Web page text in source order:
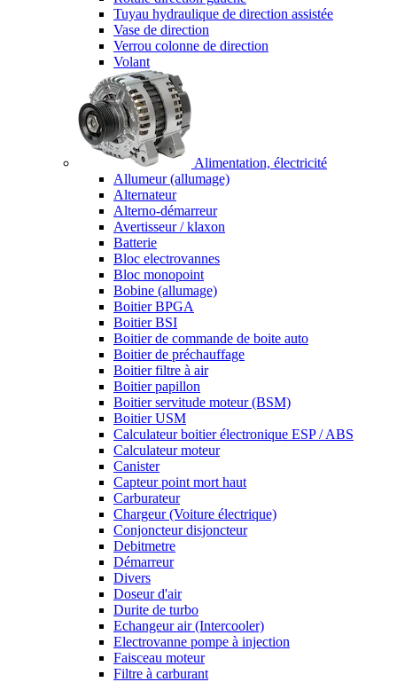
Tuyau hydraulique de direction assistée
Vase de direction
Verrou colonne de direction
Volant
Alimentation, électricité
Allumeur (allumage)
Alternateur
Alterno-démarreur
Avertisseur / klaxon
Batterie
Bloc electrovannes
Bloc monopoint
Bobine (allumage)
Boitier BPGA
Boitier BSI
Boitier de commande de boite auto
Boitier de préchauffage
Boitier filtre à air
Boitier papillon
Boitier servitude moteur (BSM)
Boitier USM
Calculateur boitier électronique ESP / ABS
Calculateur moteur
Canister
Capteur point mort haut
Carburateur
Chargeur (Voiture électrique)
Conjoncteur disjoncteur
Debitmetre
Démarreur
Divers
Doseur d'air
Durite de turbo
Echangeur air (Intercooler)
Electrovanne pompe à injection
Faisceau moteur
Filtre à carburant